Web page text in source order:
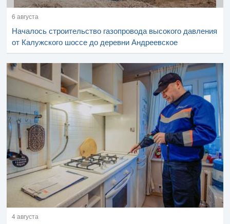
6 августа
Началось строительство газопровода высокого давления
от Калужского шоссе до деревни Андреевское
4 августа